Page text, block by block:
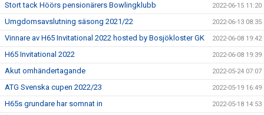
Stort tack Höörs pensionärers Bowlingklubb 2022-06-15 11:20
Umgdomsavslutning säsong 2021/22 2022-06-13 08:35
Vinnare av H65 Invitational 2022 hosted by Bosjökloster GK 2022-06-08 19:42
H65 Invitational 2022 2022-06-08 19:39
Akut omhändertagande 2022-05-24 07:07
ATG Svenska cupen 2022/23 2022-05-19 16:49
H65s grundare har somnat in 2022-05-18 14:53